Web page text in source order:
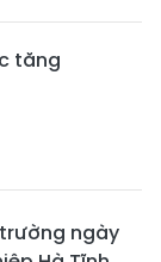
tăng
ngày